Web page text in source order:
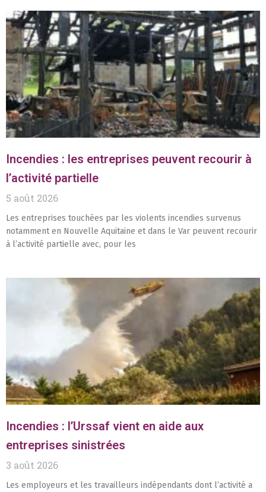
Incendies : les entreprises peuvent recourir à
l’activité partielle
5 août 2026
Les entreprises touchées par les violents incendies survenus
notamment en Nouvelle Aquitaine et dans le Var peuvent recourir
à l’activité partielle avec, pour les
Incendies : l’Urssaf vient en aide aux
entreprises sinistrées
3 août 2026
Les employeurs et les travailleurs indépendants dont l’activité a